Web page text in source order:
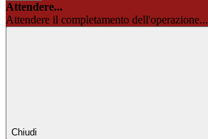
Attendere...
Attendere il completamento dell'operazione...
Chiudi